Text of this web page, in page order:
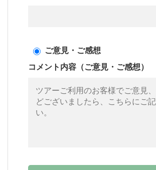
ご意見・ご感想
コメント内容（ご意見・ご感想）